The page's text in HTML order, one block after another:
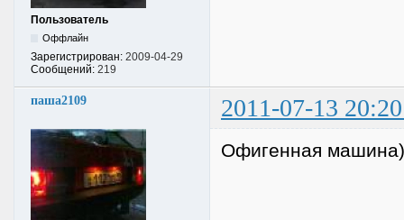
Пользователь
Оффлайн
Зарегистрирован: 2009-04-29
Сообщений: 219
паша2109 2011-07-13
Офигенная